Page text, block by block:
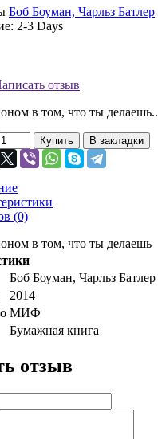
Боб Боуман, Чарльз Батлер
2-3 Days
отзыв
в том, что ты делаешь..
Купить В закладки
(0)
в том, что ты делаешь
Боб Боуман, Чарльз Батлер
2014
МИФ
Бумажная книга
отзыв